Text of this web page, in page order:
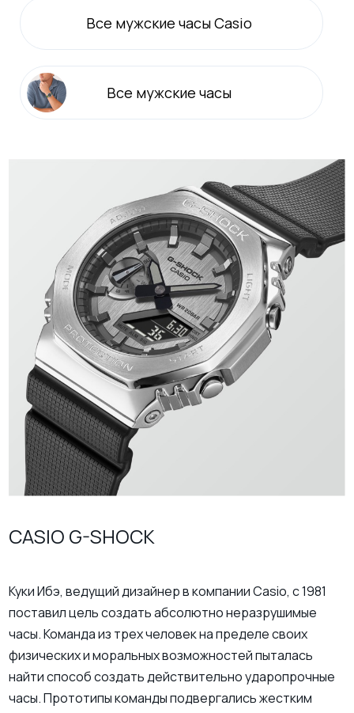
Все мужские часы Casio
Все мужские часы
CASIO G-SHOCK
Куки Ибэ, ведущий дизайнер в компании Casio, с 1981
поставил цель создать абсолютно неразрушимые
часы. Команда из трех человек на пределе своих
физических и моральных возможностей пыталась
найти способ создать действительно ударопрочные
часы. Прототипы команды подвергались жестким